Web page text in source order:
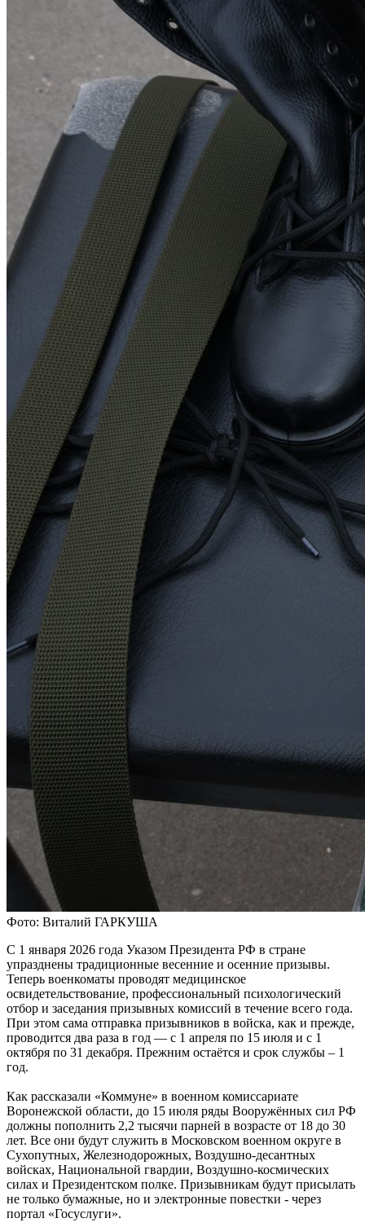
Фото: Виталий ГАРКУША
С 1 января 2026 года Указом Президента РФ в стране
упразднены традиционные весенние и осенние призывы.
Теперь военкоматы проводят медицинское
освидетельствование, профессиональный психологический
отбор и заседания призывных комиссий в течение всего года.
При этом сама отправка призывников в войска, как и прежде,
проводится два раза в год — с 1 апреля по 15 июля и с 1
октября по 31 декабря. Прежним остаётся и срок службы – 1
год.
Как рассказали «Коммуне» в военном комиссариате
Воронежской области, до 15 июля ряды Вооружённых сил РФ
должны пополнить 2,2 тысячи парней в возрасте от 18 до 30
лет. Все они будут служить в Московском военном округе в
Сухопутных, Железнодорожных, Воздушно-десантных
войсках, Национальной гвардии, Воздушно-космических
силах и Президентском полке. Призывникам будут присылать
не только бумажные, но и электронные повестки - через
портал «Госуслуги».